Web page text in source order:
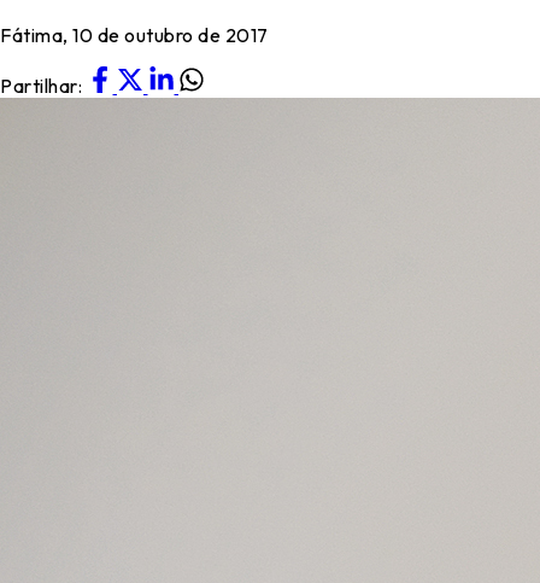
Fátima, 10 de outubro de 2017
Partilhar: